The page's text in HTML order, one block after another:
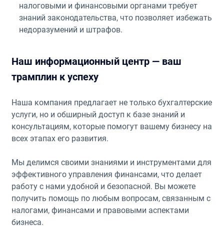
налоговыми и финансовыми органами требует
знаний законодательства, что позволяет избежать
недоразумений и штрафов.
Наш информационный центр — ваш
трамплин к успеху
Наша компания предлагает не только бухгалтерские
услуги, но и обширный доступ к базе знаний и
консультациям, которые помогут вашему бизнесу на
всех этапах его развития.
Мы делимся своими знаниями и инструментами для
эффективного управления финансами, что делает
работу с нами удобной и безопасной. Вы можете
получить помощь по любым вопросам, связанным с
налогами, финансами и правовыми аспектами
бизнеса.